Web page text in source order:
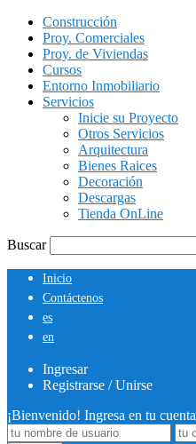
Construcción
Proy. Comerciales
Proy. de Viviendas
Cursos
Entorno Inmobiliario
Servicios
Inicie su Proyecto
Otros Servicios
Arquitectura
Bienes Raices
Decoración
Descargas
Tienda OnLine
Buscar
Inicio
Contáctenos
es
en
Ingresar
Registrarse / Unirse
¡Bienvenido! Ingresa en tu cuenta